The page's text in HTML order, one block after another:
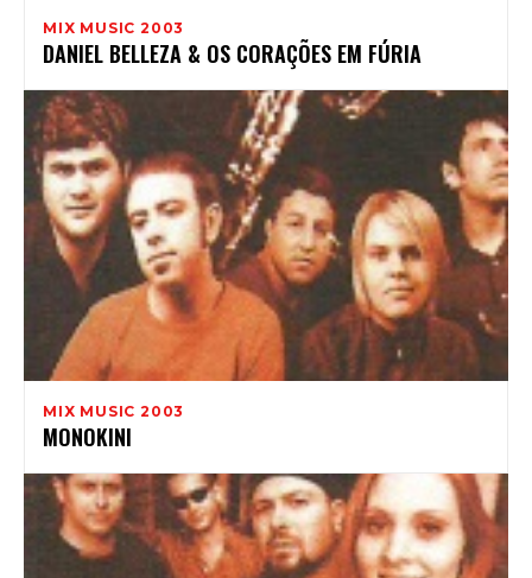
MIX MUSIC 2003
DANIEL BELLEZA & OS CORAÇÕES EM FÚRIA
MIX MUSIC 2003
MONOKINI